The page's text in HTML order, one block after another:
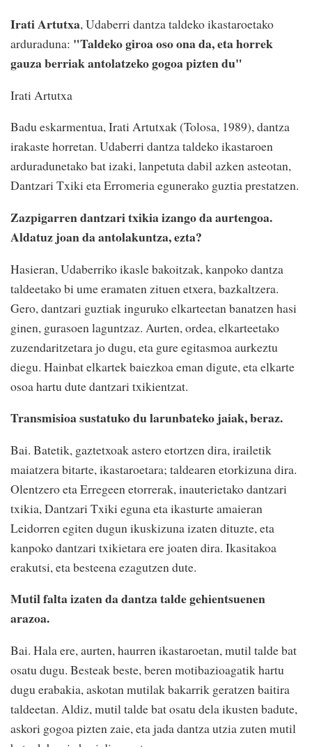
Irati Artutxa, Udaberri dantza taldeko ikastaroetako
arduraduna: "Taldeko giroa oso ona da, eta horrek
gauza berriak antolatzeko gogoa pizten du"
Irati Artutxa
Badu eskarmentua, Irati Artutxak (Tolosa, 1989), dantza
irakaste horretan. Udaberri dantza taldeko ikastaroen
arduradunetako bat izaki, lanpetuta dabil azken asteotan,
Dantzari Txiki eta Erromeria egunerako guztia prestatzen.
Zazpigarren dantzari txikia izango da aurtengoa.
Aldatuz joan da antolakuntza, ezta?
Hasieran, Udaberriko ikasle bakoitzak, kanpoko dantza
taldeetako bi ume eramaten zituen etxera, bazkaltzera.
Gero, dantzari guztiak inguruko elkarteetan banatzen hasi
ginen, gurasoen laguntzaz. Aurten, ordea, elkarteetako
zuzendaritzetara jo dugu, eta gure egitasmoa aurkeztu
diegu. Hainbat elkartek baiezkoa eman digute, eta elkarte
osoa hartu dute dantzari txikientzat.
Transmisioa sustatuko du larunbateko jaiak, beraz.
Bai. Batetik, gaztetxoak astero etortzen dira, irailetik
maiatzera bitarte, ikastaroetara; taldearen etorkizuna dira.
Olentzero eta Erregeen etorrerak, inauterietako dantzari
txikia, Dantzari Txiki eguna eta ikasturte amaieran
Leidorren egiten dugun ikuskizuna izaten dituzte, eta
kanpoko dantzari txikietara ere joaten dira. Ikasitakoa
erakutsi, eta besteena ezagutzen dute.
Mutil falta izaten da dantza talde gehientsuenen
arazoa.
Bai. Hala ere, aurten, haurren ikastaroetan, mutil talde bat
osatu dugu. Besteak beste, beren motibazioagatik hartu
dugu erabakia, askotan mutilak bakarrik geratzen baitira
taldeetan. Aldiz, mutil talde bat osatu dela ikusten badute,
askori gogoa pizten zaie, eta jada dantza utzia zuten mutil